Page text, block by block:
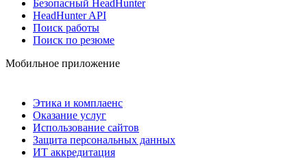
Безопасный HeadHunter
HeadHunter API
Поиск работы
Поиск по резюме
Мобильное приложение
Этика и комплаенс
Оказание услуг
Использование сайтов
Защита персональных данных
ИТ аккредитация